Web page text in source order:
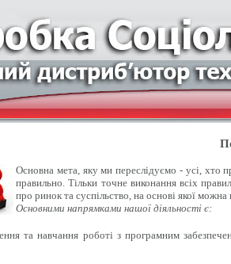
Основна мета, яку ми переслідуємо - усі, хто
правильно. Тільки точне виконання всіх
про ринок та суспільство, на основі якої
Основними напрямками нашої діяльності є:
та навчання роботі з програмним